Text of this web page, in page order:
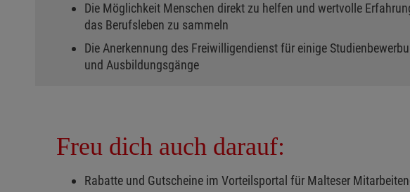
Die Möglichkeit Menschen direkt zu helfen und wertvolle
das Berufsleben zu sammeln
Die Anerkennung des Freiwilligendienst für einige
und Ausbildungsgänge
Freu dich auch darauf:
Rabatte und Gutscheine im Vorteilsportal für Malteser